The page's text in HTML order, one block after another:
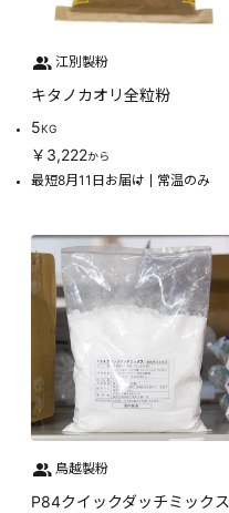
江別製粉
キタノカオリ全粒粉
5KG
￥3,222から
最短8月11日お届け 常温のみ
鳥越製粉
P84クイックダッチミックス